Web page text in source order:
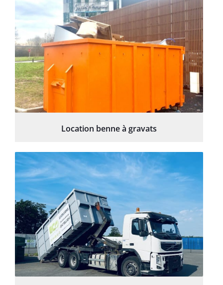
Location benne à gravats